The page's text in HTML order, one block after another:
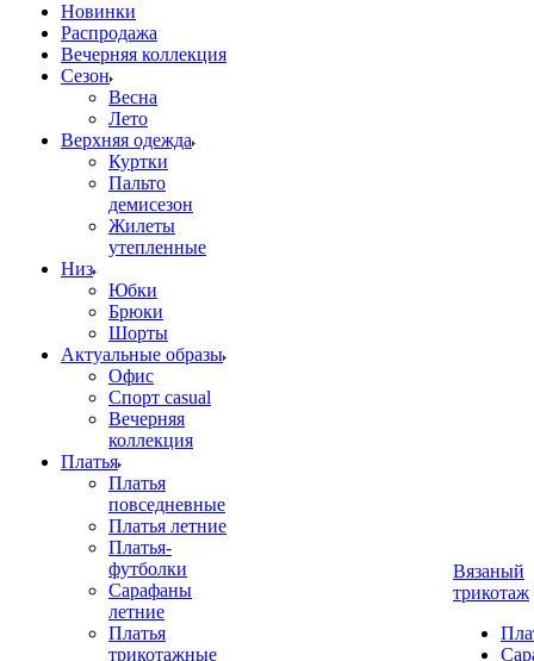
Новинки
Распродажа
Вечерняя коллекция
Сезон
Весна
Лето
Верхняя одежда
Куртки
Пальто
демисезон
Жилеты
утепленные
Низ
Юбки
Брюки
Шорты
Актуальные образы
Офис
Спорт casual
Вечерняя
коллекция
Платья
Платья
повседневные
Платья летние
Платья-
футболки
Сарафаны
летние
Платья
трикотажные
Вязаный
трикотаж